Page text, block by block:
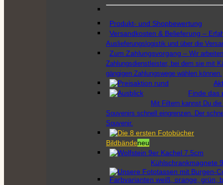
Produkt- und Shopbewertung
Versandkosten & Belieferung –
Auslieferungslogistik und über die
Zum Zahlungsvorgang – Wir
Zahlungsdienstleister, bei dem sie mit
gängigen Zahlungswege wählen können.
Finde das
Mit Filtern kannst Du
Souvenirs schnell eingrenzen. Der
Souvenir.
Bildbändeneu
Kühlschrankmagnete